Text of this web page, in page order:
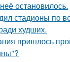
остановилось.
стадионы по
худших.
пришлось